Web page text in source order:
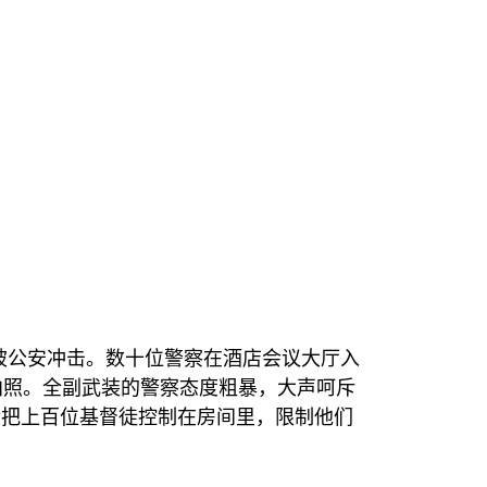
安冲击。数十位警察在酒店会议大厅入
。全副武装的警察态度粗暴，大声呵斥
上百位基督徒控制在房间里，限制他们